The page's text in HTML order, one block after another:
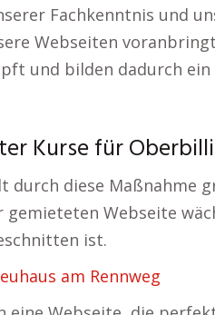
Fachkenntnis und
Webseiten
und bilden dadurch
Kurse für
durch diese Maßnahme
gemieteten Webseite
ist.
am Rennweg